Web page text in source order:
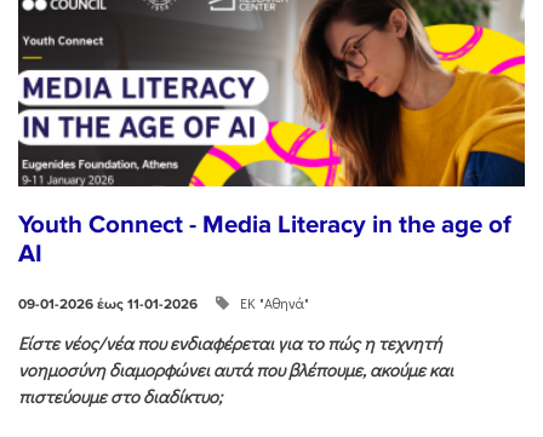
Youth Connect - Media Literacy in the age of
AI
09-01-2026 έως 11-01-2026 ΕΚ "Αθηνά"
Είστε νέος/νέα που ενδιαφέρεται για το πώς η τεχνητή
νοημοσύνη διαμορφώνει αυτά που βλέπουμε, ακούμε και
πιστεύουμε στο διαδίκτυο;